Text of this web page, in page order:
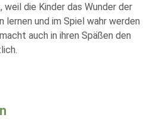
die Kinder das Wunder der
lernen und im Spiel wahr werden
auch in ihren Späßen den